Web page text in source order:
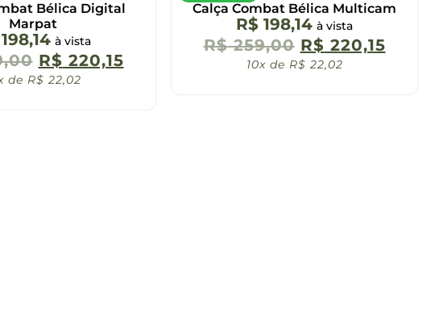
Bélica Digital
Marpat
198,14 à vista
R$ 220,15
de R$ 22,02
Calça Combat Bélica Multicam
R$ 198,14 à vista
R$259,00 R$ 220,15
10x de R$ 22,02